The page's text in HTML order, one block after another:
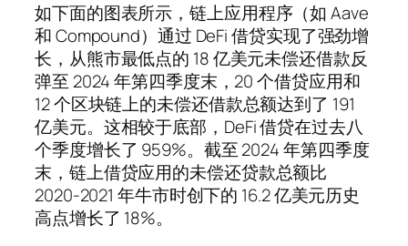
如下面的图表所示，链上应用程序（如 Aave
和 Compound）通过 DeFi 借贷实现了强劲增
长，从熊市最低点的 18 亿美元未偿还借款反
弹至 2024 年第四季度末，20 个借贷应用和
12 个区块链上的未偿还借款总额达到了 191
亿美元。这相较于底部，DeFi 借贷在过去八
个季度增长了 959%。截至 2024 年第四季度
末，链上借贷应用的未偿还贷款总额比
2020-2021 年牛市时创下的 16.2 亿美元历史
高点增长了 18%。